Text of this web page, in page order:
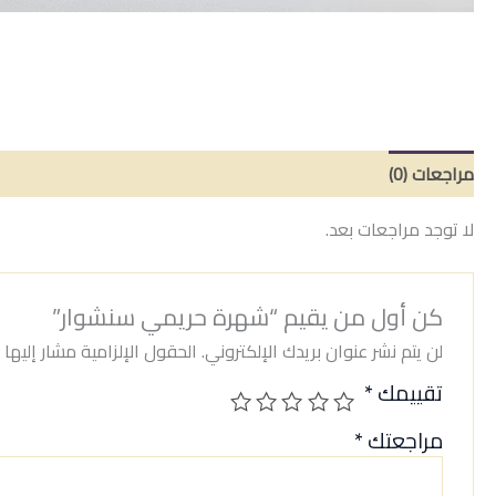
مراجعات (0)
لا توجد مراجعات بعد.
كن أول من يقيم “شهرة حريمي سنشوار”
لن يتم نشر عنوان بريدك الإلكتروني. الحقول الإلزامية مشار
تقييمك*
مراجعتك*